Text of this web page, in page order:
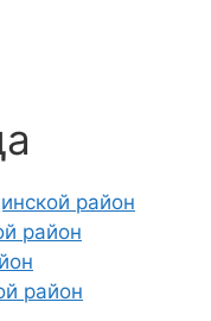
район
район
район